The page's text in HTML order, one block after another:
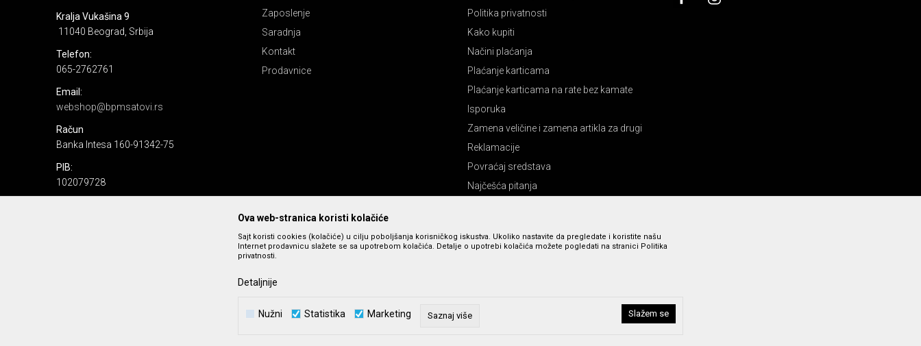
Kralja Vukašina 9
11040 Beograd, Srbija
Telefon:
065-2762761
Email:
webshop@bpmsatovi.rs
Račun
Banka Intesa 160-91342-75
PIB:
102079728
Zaposlenje
Saradnja
Kontakt
Prodavnice
Politika privatnosti
Kako kupiti
Načini plaćanja
Plaćanje karticama
Plaćanje karticama na rate bez kamate
Isporuka
Zamena veličine i zamena artikla za drugi
Reklamacije
Povraćaj sredstava
Najčešća pitanja
Nastojimo da budemo što precizniji u opisu proizvoda, prikazu slika i cena, ali ne možemo da garantujemo da su sve informacije kompletne i bez grešaka. Svi prikazani artikli su deo naše ponude i ne
Ova web-stranica koristi kolačiće
Sajt koristi cookies (kolačiće) u cilju poboljšanja korisničkog iskustva. Ukoliko nastavite da pregledate i koristite našu
Internet prodavnicu slažete se sa upotrebom kolačića. Detalje o upotrebi kolačića možete pogledati na stranici Politika
privatnosti.
Detaljnije
Nužni Statistika Marketing Saznaj više Slažem se